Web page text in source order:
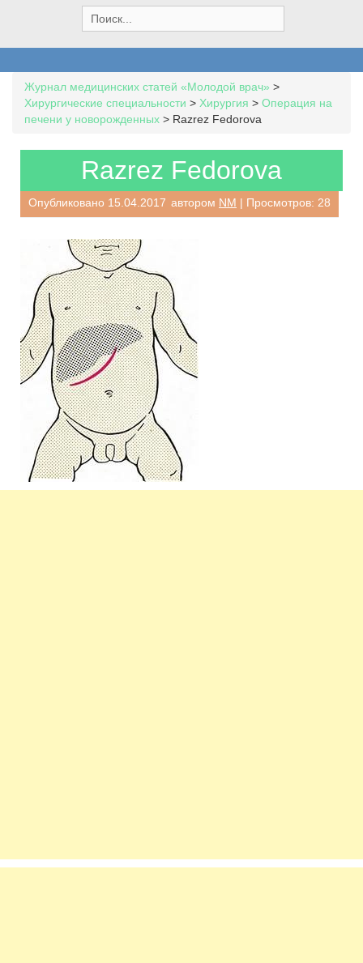
e
a
h
f
o
:
Журнал медицинских статей «Молодой врач» >
Хирургические специальности > Хирургия > Операция на
печени у новорожденных > Razrez Fedorova
Razrez Fedorova
Опубликовано 15.04.2017 автором NM | Просмотров: 28